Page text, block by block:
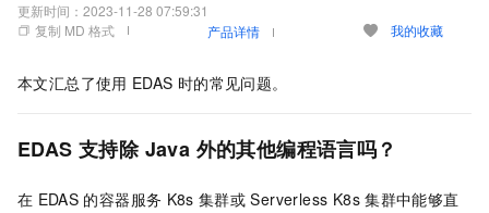
更新时间： 2023-11-28 07:59:31
复制 MD 格式
产品详情 我的收藏
本文汇总了使用 EDAS 时的常见问题。
EDAS 支持除 Java 外的其他编程语言吗？
在 EDAS 的容器服务 K8s 集群或 Serverless K8s 集群中能够直